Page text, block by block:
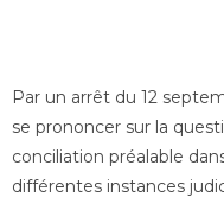
Par un arrêt du 12
se prononcer sur la
conciliation préalable
différentes instances